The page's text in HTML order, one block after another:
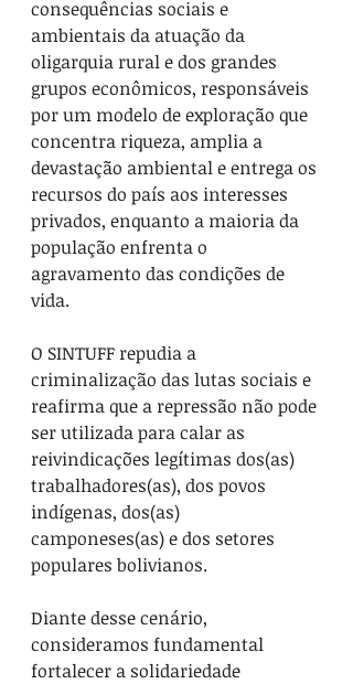
consequências sociais e
ambientais da atuação da
oligarquia rural e dos grandes
grupos econômicos, responsáveis
por um modelo de exploração que
concentra riqueza, amplia a
devastação ambiental e entrega os
recursos do país aos interesses
privados, enquanto a maioria da
população enfrenta o
agravamento das condições de
vida.
O SINTUFF repudia a
criminalização das lutas sociais e
reafirma que a repressão não pode
ser utilizada para calar as
reivindicações legítimas dos(as)
trabalhadores(as), dos povos
indígenas, dos(as)
camponeses(as) e dos setores
populares bolivianos.
Diante desse cenário,
consideramos fundamental
fortalecer a solidariedade